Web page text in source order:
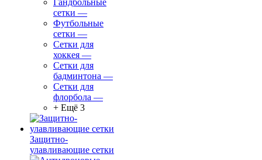
Гандбольные
сетки —
Футбольные
сетки —
Сетки для
хоккея —
Сетки для
бадминтона —
Сетки для
флорбола —
+ Ещё 3
Защитно-
улавливающие сетки